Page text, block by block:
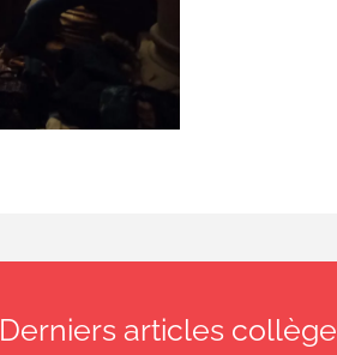
Derniers articles collège